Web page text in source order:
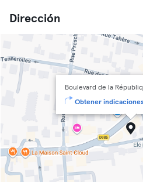
Dirección
Boulevard de la
Obtener indicaciones